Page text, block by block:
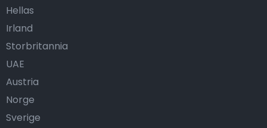
Hellas
Irland
Storbritannia
UAE
Austria
Norge
Sverige